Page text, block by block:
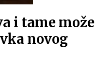
i tame može
novog